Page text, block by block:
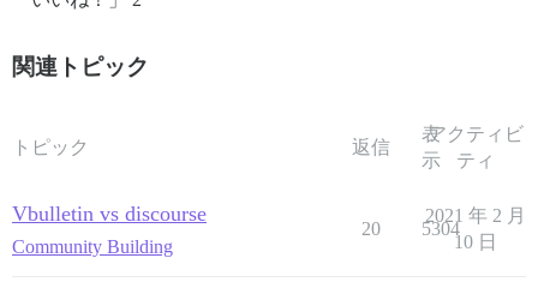
関連トピック
トピック 返信
表
示
アクティビ
ティ
Vbulletin vs discourse
Community Building
20 5304
2021 年 2 月
10 日